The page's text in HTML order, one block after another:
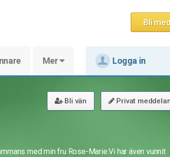
Bli
Mer Logga in
med min fru Rose-Marie.Vi har även vunnit
Bli vän Privat